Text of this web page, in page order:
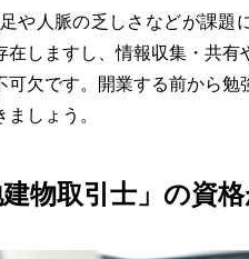
や人脈の乏しさなどが課題
しますし、情報収集・共有
欠です。開業する前から勉
しょう。
物取引士」の資